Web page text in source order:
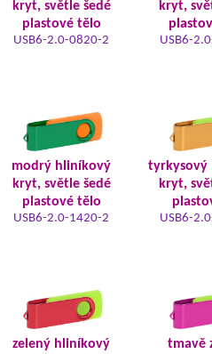
kryt, světle šedé
plastové tělo
USB6-2.0-0820-2
kryt,
USB6-
modrý hliníkový
kryt, světle šedé
plastové tělo
USB6-2.0-1420-2
tyrkysový
kryt,
USB6-
zelený hliníkový
tmavě